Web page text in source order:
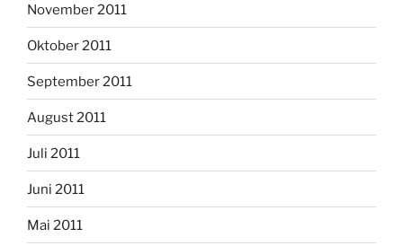
November 2011
Oktober 2011
September 2011
August 2011
Juli 2011
Juni 2011
Mai 2011